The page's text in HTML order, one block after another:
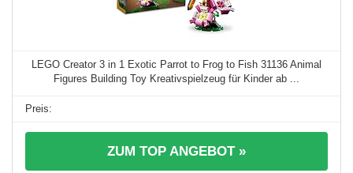
LEGO Creator 3 in 1 Exotic Parrot to Frog to Fish 31136 Animal
Figures Building Toy Kreativspielzeug für Kinder ab ...
ZUM TOP ANGEBOT »